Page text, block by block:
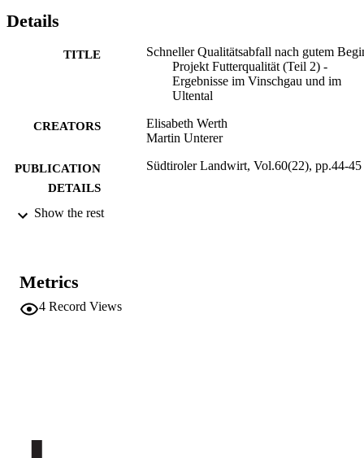
Details
TITLE
Schneller Qualitätsabfall nach gutem
Projekt Futterqualität (Teil 2) -
Ergebnisse im Vinschgau und im
Ultental
CREATORS
Elisabeth Werth
Martin Unterer
PUBLICATION
DETAILS
Südtiroler Landwirt, Vol.60(22), pp.44-45
IDENTIFIERS
LANGUAGE
Show the rest
Metrics
4 Record Views